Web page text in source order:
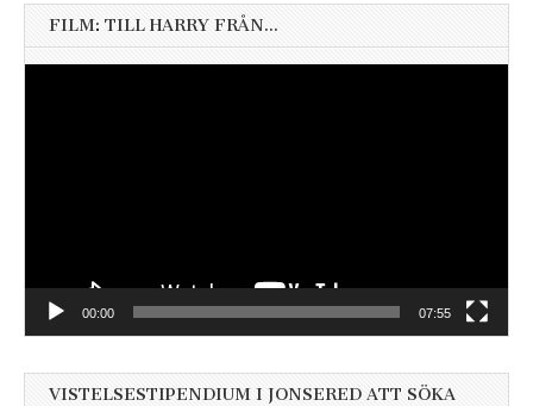
FILM: TILL HARRY FRÅN…
00:00 07:55
VISTELSESTIPENDIUM I JONSERED ATT SÖKA